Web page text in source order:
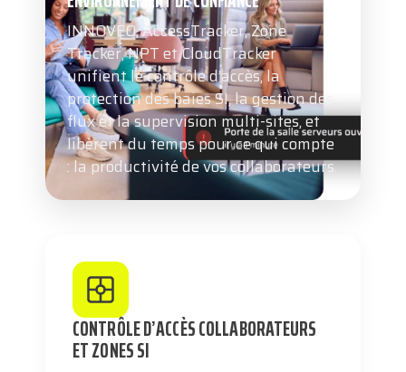
INNOVEO, AccessTracker, Zone
Tracker, NPT et CloudTracker
unifient le contrôle d’accès, la
protection des baies SI, la gestion des
flux et la supervision multi-sites, et
libèrent du temps pour ce qui compte
: la productivité de vos collaborateurs.
CONTRÔLE D’ACCÈS COLLABORATEURS
ET ZONES SI